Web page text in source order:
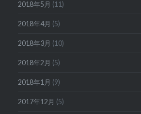
2018年5月 (11)
2018年4月 (5)
2018年3月 (10)
2018年2月 (5)
2018年1月 (9)
2017年12月 (5)